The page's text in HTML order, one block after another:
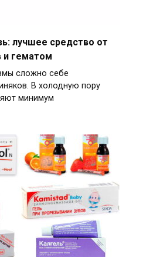
лучшее средство от
и гематом
сложно себе
В холодную пору
минимум